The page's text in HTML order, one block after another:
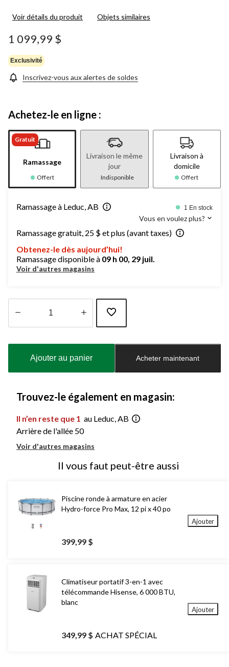
Voir détails du produit Objets similaires
1 099,99 $
Exclusivité
Inscrivez-vous aux alertes de soldes
Achetez-le en ligne :
Gratuit
Ramassage
Offert
Livraison le même
jour
Indisponible
Livraison à
domicile
Offert
Ramassage à Leduc, AB 1 En stock
Vous en voulez plus?
Ramassage gratuit, 25 $ et plus (avant taxes)
Obtenez-le dès aujourd’hui!
Ramassage disponible à 09 h 00, 29 juil.
Voir d'autres magasins
à
Ajouter au panier Acheter maintenant
Trouvez-le également en magasin:
Il n’en reste que 1 au Leduc, AB
Arrière de l'allée 50
Voir d'autres magasins
Il vous faut peut-être aussi
Piscine ronde à armature en acier
Hydro-force Pro Max, 12 pi x 40 po
399,99 $
Ajouter
Climatiseur portatif 3-en-1 avec
télécommande Hisense, 6 000 BTU,
blanc
349,99 $ ACHAT SPÉCIAL
Ajouter